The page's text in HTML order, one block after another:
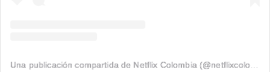
Una publicación compartida de Netflix Colombia (@netflixcolombia)